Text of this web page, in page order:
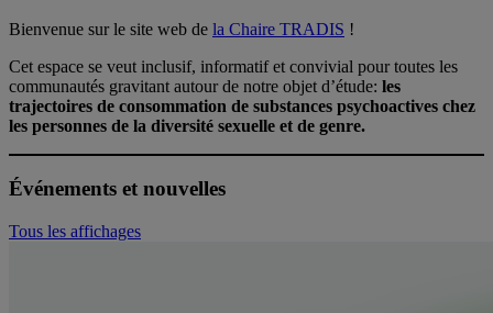
Bienvenue sur le site web de la Chaire TRADIS !
Cet espace se veut inclusif, informatif et convivial pour toutes les
communautés gravitant autour de notre objet d’étude: les
trajectoires de consommation de substances psychoactives chez
les personnes de la diversité sexuelle et de genre.
Événements et nouvelles
Tous les affichages